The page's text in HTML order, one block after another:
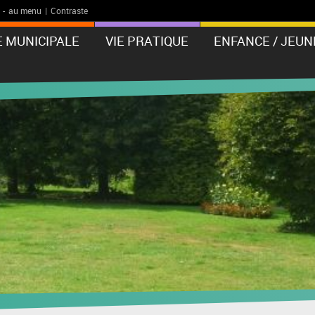
- au menu | Contraste
MUNICIPALE VIE PRATIQUE ENFANCE /